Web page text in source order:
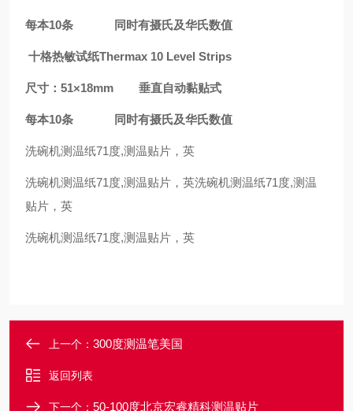
每本10条 同时有摄氏及华氏数值
十格热敏试纸Thermax 10 Level Strips
尺寸：51×18mm 垂直自动黏贴式
每本10条 同时有摄氏及华氏数值
洗碗机测温纸71度,测温贴片，英
洗碗机测温纸71度,测温贴片，英洗碗机测温纸71度,测温
贴片，英
洗碗机测温纸71度,测温贴片，英
上一个： 300度测温笔美国
返回列表
下一个： 50-100度北京宏睿精科测温贴片